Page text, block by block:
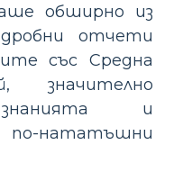
обширно из
отчети
със Средна
знанията и
нататъшни